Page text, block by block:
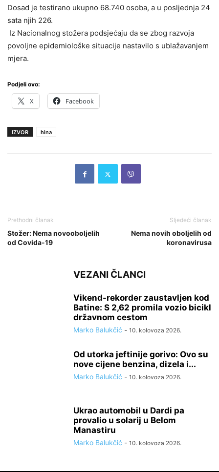
Dosad je testirano ukupno 68.740 osoba, a u posljednja 24
sata njih 226.
Iz Nacionalnog stožera podsjećaju da se zbog razvoja
povoljne epidemiološke situacije nastavilo s ublažavanjem
mjera.
Podjeli ovo:
X Facebook
IZVOR hina
Prethodni članak
Stožer: Nema novooboljelih
od Covida-19
Sljedeći članak
Nema novih oboljelih od
koronavirusa
VEZANI ČLANCI
Vikend-rekorder zaustavljen kod
Batine: S 2,62 promila vozio bicikl
državnom cestom
Marko Balukčić - 10. kolovoza 2026.
Od utorka jeftinije gorivo: Ovo su
nove cijene benzina, dizela i...
Marko Balukčić - 10. kolovoza 2026.
Ukrao automobil u Dardi pa
provalio u solarij u Belom
Manastiru
Marko Balukčić - 10. kolovoza 2026.